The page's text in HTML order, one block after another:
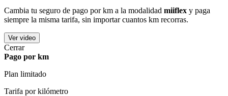
Cambia tu seguro de pago por km a la modalidad miiflex y paga
siempre la misma tarifa, sin importar cuantos km recorras.
Ver video
Cerrar
Pago por km
Plan limitado
Tarifa por kilómetro